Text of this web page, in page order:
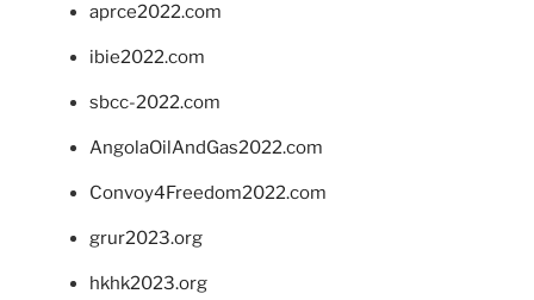
aprce2022.com
ibie2022.com
sbcc-2022.com
AngolaOilAndGas2022.com
Convoy4Freedom2022.com
grur2023.org
hkhk2023.org